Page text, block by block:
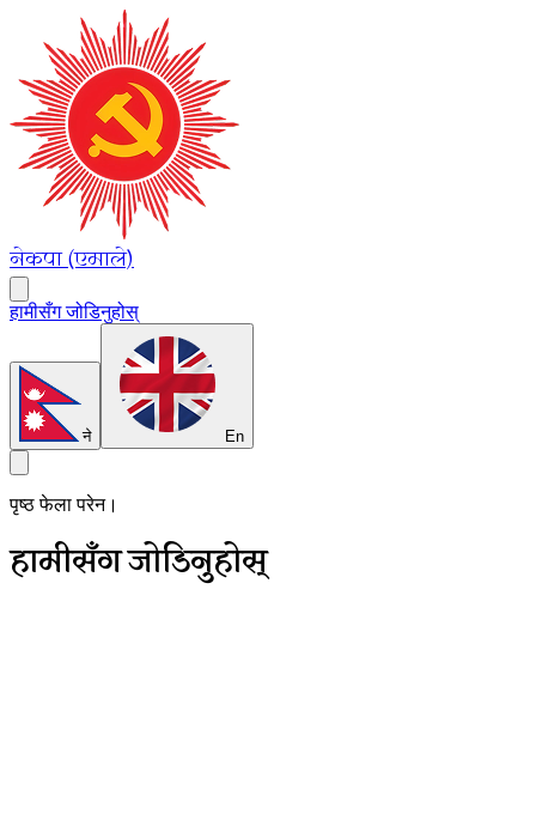
नेकपा (एमाले)
हामीसँग जोडिनुहोस्
ने En
पृष्ठ फेला परेन।
हामीसँग जोडिनुहोस्